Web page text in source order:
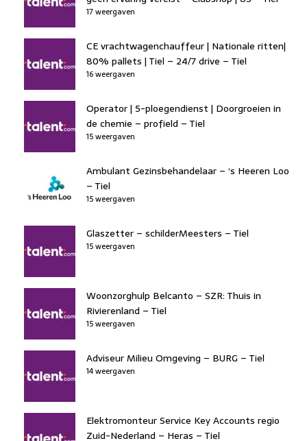
17 weergaven
CE vrachtwagenchauffeur | Nationale ritten|
80% pallets | Tiel – 24/7 drive – Tiel
16 weergaven
Operator | 5-ploegendienst | Doorgroeien in
de chemie – profield – Tiel
15 weergaven
Ambulant Gezinsbehandelaar – ‘s Heeren Loo
– Tiel
15 weergaven
Glaszetter – schilderMeesters – Tiel
15 weergaven
Woonzorghulp Belcanto – SZR: Thuis in
Rivierenland – Tiel
15 weergaven
Adviseur Milieu Omgeving – BURG – Tiel
14 weergaven
Elektromonteur Service Key Accounts regio
Zuid-Nederland – Heras – Tiel